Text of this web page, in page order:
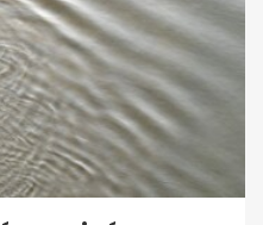
megüzente
hogyan ne